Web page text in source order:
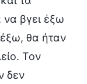
βγει έξω
έξω, θα ήταν
Τον
δεν